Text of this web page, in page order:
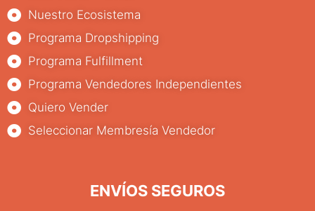
Nuestro Ecosistema
Programa Dropshipping
Programa Fulfillment
Programa Vendedores Independientes
Quiero Vender
Seleccionar Membresía Vendedor
ENVÍOS SEGUROS